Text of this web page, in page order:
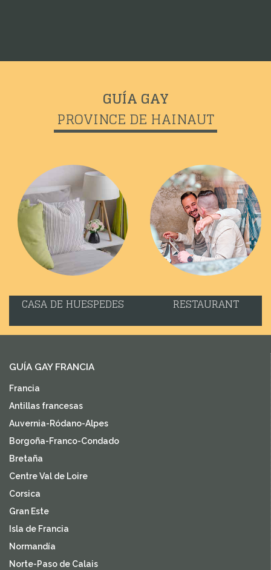
GUÍA GAY
PROVINCE DE HAINAUT
CASA DE HUESPEDES RESTAURANT
GUÍA GAY FRANCIA
Francia
Antillas francesas
Auvernia-Ródano-Alpes
Borgoña-Franco-Condado
Bretaña
Centre Val de Loire
Corsica
Gran Este
Isla de Francia
Normandía
Norte-Paso de Calais